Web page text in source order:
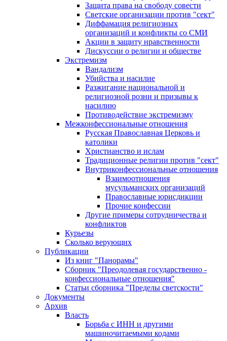
Защита права на свободу совести
Светские организации против "сект"
Диффамация религиозных
организаций и конфликты со СМИ
Акции в защиту нравственности
Дискуссии о религии и обществе
Экстремизм
Вандализм
Убийства и насилие
Разжигание национальной и
религиозной розни и призывы к
насилию
Противодействие экстремизму
Межконфессиональные отношения
Русская Православная Церковь и
католики
Христианство и ислам
Традиционные религии против "сект"
Внутриконфессиональные отношения
Взаимоотношения
мусульманских организаций
Православные юрисдикции
Прочие конфессии
Другие примеры сотрудничества и
конфликтов
Курьезы
Сколько верующих
Публикации
Из книг "Панорамы"
Сборник "Преодолевая государственно -
конфессиональные отношения"
Статьи сборника "Пределы светскости"
Документы
Архив
Власть
Борьба с ИНН и другими
машиночитаемыми кодами